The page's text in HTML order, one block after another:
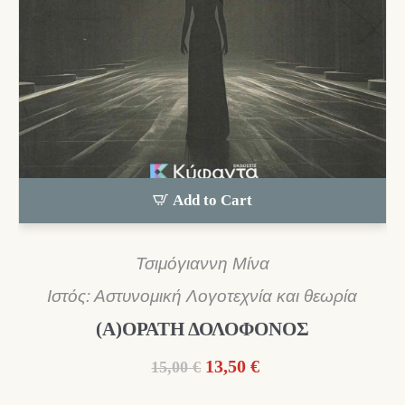
Add to Cart
Τσιμόγιαννη Μίνα
Ιστός: Αστυνομική Λογοτεχνία και θεωρία
(Α)ΟΡΑΤΗ ΔΟΛΟΦΟΝΟΣ
15,00 € Original
13,50 €Η